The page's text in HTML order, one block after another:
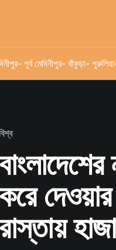
- পূর্ব মেদিনীপুর- বাঁকুড়া- পুরুলিয়া